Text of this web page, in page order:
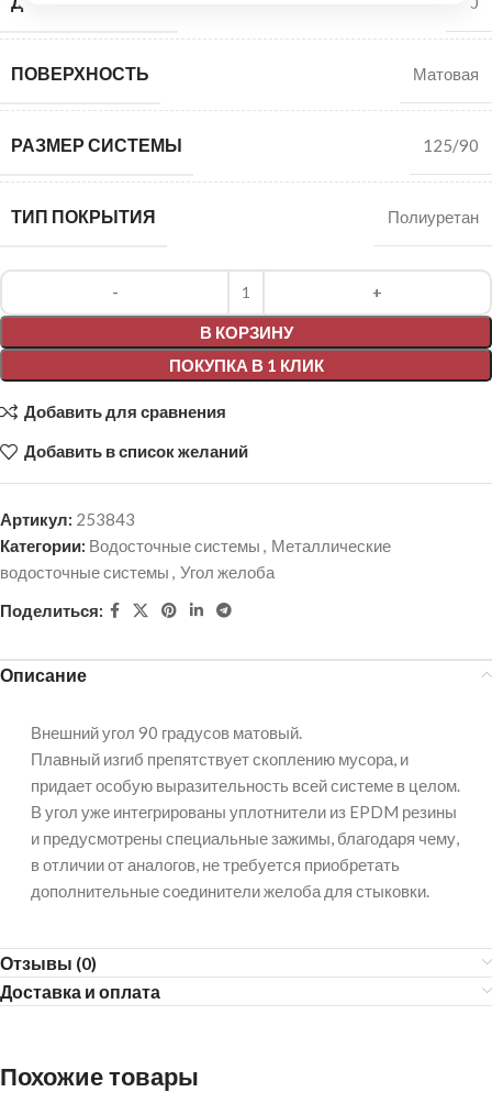
ПОВЕРХНОСТЬ Матовая
РАЗМЕР СИСТЕМЫ 125/90
ТИП ПОКРЫТИЯ Полиуретан
В КОРЗИНУ
ПОКУПКА В 1 КЛИК
Alternative:
Добавить для сравнения
Добавить в список желаний
Артикул: 253843
Категории: Водосточные системы , Металлические
водосточные системы , Угол желоба
Поделиться:
Описание
Внешний угол 90 градусов матовый.
Плавный изгиб препятствует скоплению мусора, и
придает особую выразительность всей системе в целом.
В угол уже интегрированы уплотнители из EPDM резины
и предусмотрены специальные зажимы, благодаря чему,
в отличии от аналогов, не требуется приобретать
дополнительные соединители желоба для стыковки.
Отзывы (0)
Доставка и оплата
Похожие товары